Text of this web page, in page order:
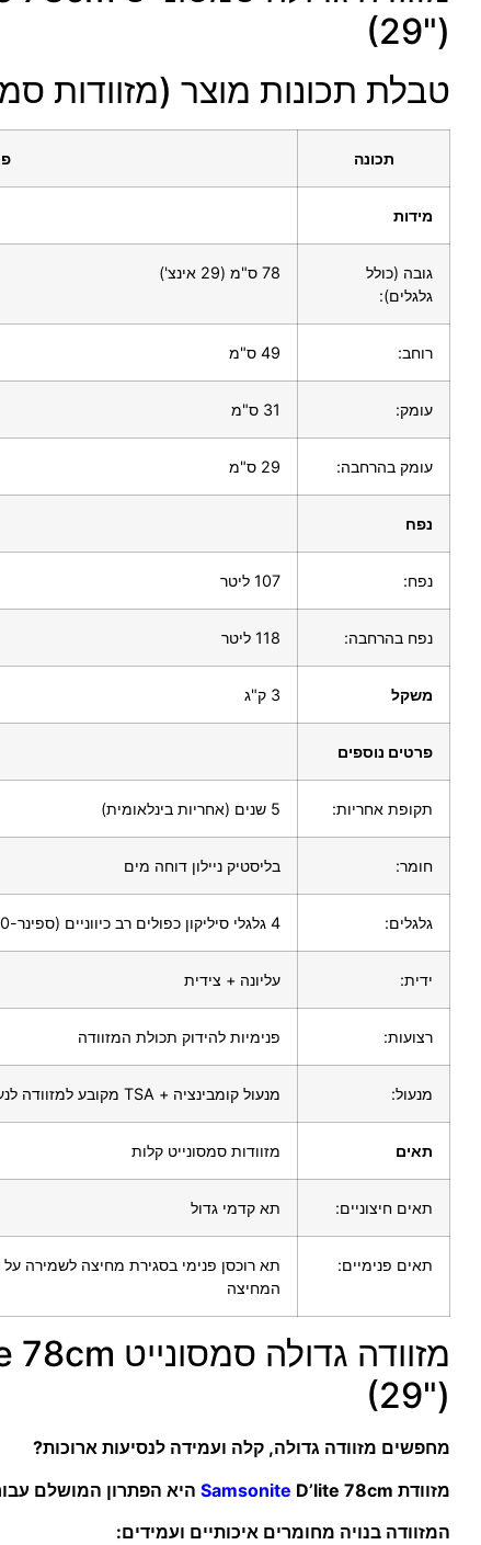
(29")
טבלת תכונות מוצר (מזוודות
תכונה
מידות
גובה (כולל
גלגלים):
78 ס"מ (29 אינצ')
רוחב: 49 ס"מ
עומק: 31 ס"מ
עומק בהרחבה: 29 ס"מ
נפח
נפח: 107 ליטר
נפח בהרחבה: 118 ליטר
משקל 3 ק"ג
פרטים נוספים
תקופת אחריות: 5 שנים (אחריות בינלאומית)
חומר: בליסטיק ניילון דוחה מים
גלגלים: 4 גלגלי סיליקון כפולים רב כיווניים (ספינר-360 מעלות)
ידית: עליונה + צידית
רצועות: פנימיות להידוק תכולת המזוודה
מנעול: מנעול קומבינציה + TSA מקובע למזוודה לנעילת הרוכסנים
תאים מזוודות סמסונייט קלות
תאים חיצוניים: תא קדמי גדול
תאים פנימיים:
תא רוכסן פנימי בסגירת מחיצה לשמירה
המחיצה
מזוודה גדולה סמסונייט 78cm
(29")
מחפשים מזוודה גדולה, קלה ועמידה לנסיעות ארוכות?
מזוודת
Samsonite D’lite 78cm היא הפתרון המושלם עבורכם!
המזוודה בנויה מחומרים איכותיים ועמידים: